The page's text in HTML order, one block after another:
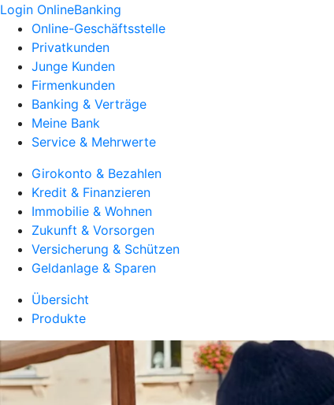
Login OnlineBanking
Online-Geschäftsstelle
Privatkunden
Junge Kunden
Firmenkunden
Banking & Verträge
Meine Bank
Service & Mehrwerte
Girokonto & Bezahlen
Kredit & Finanzieren
Immobilie & Wohnen
Zukunft & Vorsorgen
Versicherung & Schützen
Geldanlage & Sparen
Übersicht
Produkte